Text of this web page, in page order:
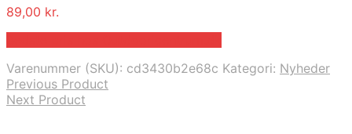
89,00 kr.
Varenummer (SKU): cd3430b2e68c Kategori: Nyheder
Previous Product
Next Product